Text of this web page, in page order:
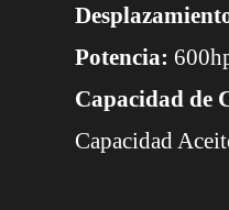
Potencia:
Capacidad de
Capacidad